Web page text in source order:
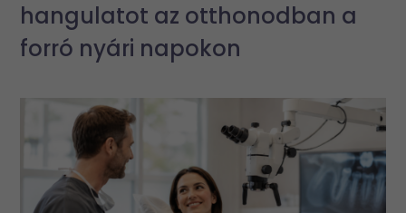
hangulatot az otthonodban a
forró nyári napokon